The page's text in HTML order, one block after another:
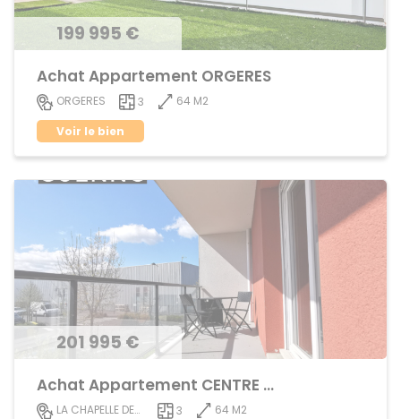
199 995 €
Achat Appartement ORGERES
ORGERES 3
64 M2
Voir le bien
201 995 €
Achat Appartement CENTRE VILLE
LA CHAPELLE DES FOUGERETZ 3
64 M2